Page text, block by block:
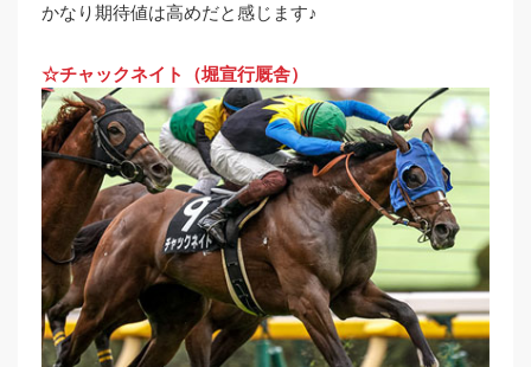
かなり期待値は高めだと感じます♪
☆チャックネイト（堀宣行厩舎）